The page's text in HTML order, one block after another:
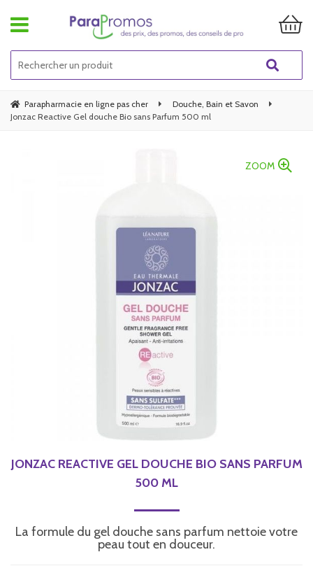
Parapharmacie en ligne pas cher
Douche, Bain et Savon
Jonzac Reactive Gel douche Bio sans Parfum 500 ml
ZOOM
JONZAC REACTIVE GEL DOUCHE BIO SANS PARFUM
500 ML
La formule du gel douche sans parfum nettoie votre
peau tout en douceur.